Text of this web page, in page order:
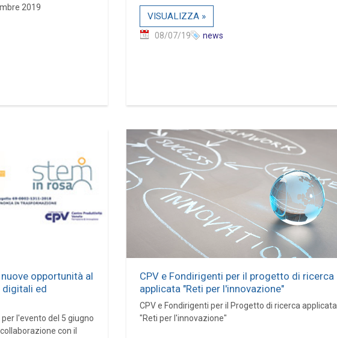
2019
VISUALIZZA »
08/07/19 news
opportunità al
digitali ed
l'evento del 5 giugno
con il
CPV e Fondirigenti per il progetto di ricerca
applicata "Reti per l'innovazione"
CPV e Fondirigenti per il Progetto di ricerca applicata
"Reti per l'innovazione"